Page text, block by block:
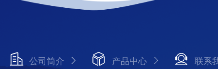
公司简介 产品中心 联系